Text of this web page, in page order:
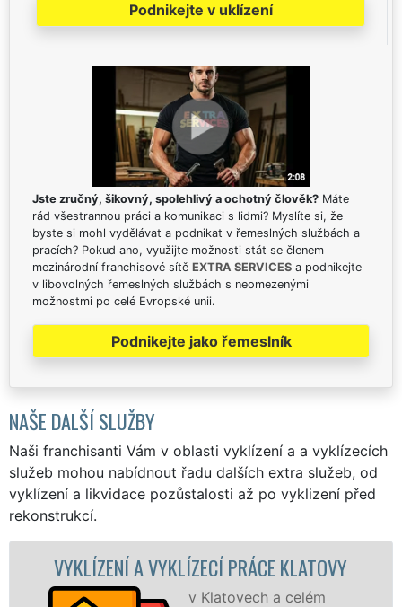
Podnikejte v uklízení
Jste zručný, šikovný, spolehlivý a ochotný člověk? Máte
rád všestrannou práci a komunikaci s lidmi? Myslíte si, že
byste si mohl vydělávat a podnikat v řemeslných službách a
pracích? Pokud ano, využijte možnosti stát se členem
mezinárodní franchisové sítě EXTRA SERVICES a podnikejte
v libovolných řemeslných službách s neomezenými
možnostmi po celé Evropské unii.
Podnikejte jako řemeslník
NAŠE DALŠÍ SLUŽBY
Naši franchisanti Vám v oblasti vyklízení a a vyklízecích
služeb mohou nabídnout řadu dalších extra služeb, od
vyklízení a likvidace pozůstalosti až po vyklizení před
rekonstrukcí.
A VYKLÍZECÍ PRÁCE KLATOVY
v Klatovech a celém